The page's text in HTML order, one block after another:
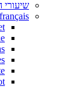
שיעורי